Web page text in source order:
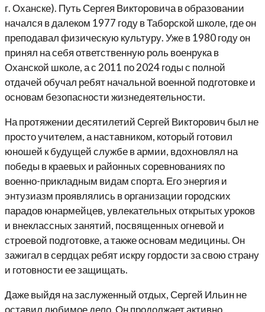
г. Оханске). Путь Сергея Викторовича в образовании
начался в далеком 1977 году в Таборской школе, где он
преподавал физическую культуру. Уже в 1980 году он
принял на себя ответственную роль военрука в
Оханской школе, а с 2011 по 2024 годы с полной
отдачей обучал ребят начальной военной подготовке и
основам безопасности жизнедеятельности.
На протяжении десятилетий Сергей Викторович был не
просто учителем, а наставником, который готовил
юношей к будущей службе в армии, вдохновлял на
победы в краевых и районных соревнованиях по
военно-прикладным видам спорта. Его энергия и
энтузиазм проявлялись в организации городских
парадов юнармейцев, увлекательных открытых уроков
и внеклассных занятий, посвященных огневой и
строевой подготовке, а также основам медицины. Он
зажигал в сердцах ребят искру гордости за свою страну
и готовности ее защищать.
Даже выйдя на заслуженный отдых, Сергей Ильин не
оставил любимое дело. Он продолжает активно